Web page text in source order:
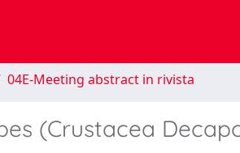
04E-Meeting abstract in rivista
(Crustacea